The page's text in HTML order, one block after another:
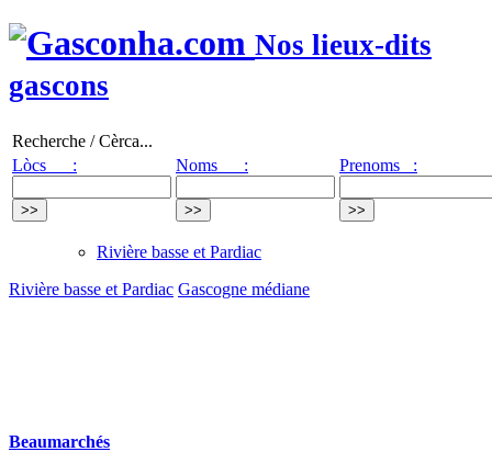
Nos lieux-dits
gascons
Recherche / Cèrca...
Lòcs :
Noms : Prenoms :
Rivière basse et Pardiac
Rivière basse et Pardiac Gascogne médiane
Beaumarchés